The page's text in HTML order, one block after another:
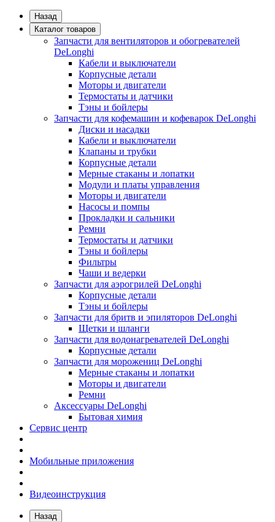
Назад
Каталог товаров
Запчасти для вентиляторов и обогревателей
DeLonghi
Кабели и выключатели
Корпусные детали
Моторы и двигатели
Термостаты и датчики
Тэны и бойлеры
Запчасти для кофемашин и кофеварок DeLonghi
Диски и насадки
Кабели и выключатели
Клапаны и трубки
Корпусные детали
Мерные стаканы и лопатки
Модули и платы управления
Моторы и двигатели
Насосы и помпы
Прокладки и сальники
Ремни
Термостаты и датчики
Тэны и бойлеры
Фильтры
Чаши и ведерки
Запчасти для аэрогрилей DeLonghi
Корпусные детали
Тэны и бойлеры
Запчасти для бритв и эпиляторов DeLonghi
Щетки и шланги
Запчасти для водонагревателей DeLonghi
Корпусные детали
Запчасти для морожениц DeLonghi
Мерные стаканы и лопатки
Моторы и двигатели
Ремни
Аксессуары DeLonghi
Бытовая химия
Сервис центр
Мобильные приложения
Видеоинструкция
Назад